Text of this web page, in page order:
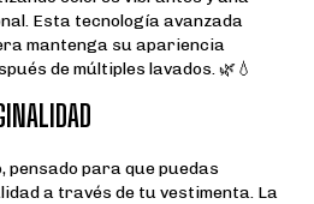
Esta tecnología avanzada
mantenga su apariencia
de múltiples lavados. 🌿💧
pensado para que puedas
a través de tu vestimenta. La